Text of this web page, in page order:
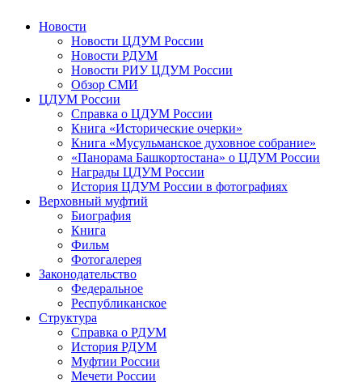
Новости
Новости ЦДУМ России
Новости РДУМ
Новости РИУ ЦДУМ России
Обзор СМИ
ЦДУМ России
Справка о ЦДУМ России
Книга «Исторические очерки»
Книга «Мусульманское духовное собрание»
«Панорама Башкортостана» о ЦДУМ России
Награды ЦДУМ России
История ЦДУМ России в фотографиях
Верховный муфтий
Биография
Книга
Фильм
Фотогалерея
Законодательство
Федеральное
Республиканское
Структура
Справка о РДУМ
История РДУМ
Муфтии России
Мечети России